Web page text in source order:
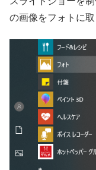
の画像をフォトに